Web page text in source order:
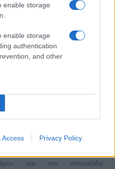
enable storage
enable storage
authentication
and other
Access Privacy Policy
τριανδρία Μπάκου, Καύμενάκη
και την ιστοσελίδα